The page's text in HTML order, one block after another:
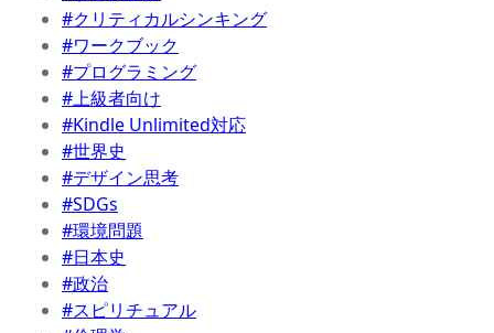
#クリティカルシンキング
#ワークブック
#プログラミング
#上級者向け
#Kindle Unlimited対応
#世界史
#デザイン思考
#SDGs
#環境問題
#日本史
#政治
#スピリチュアル